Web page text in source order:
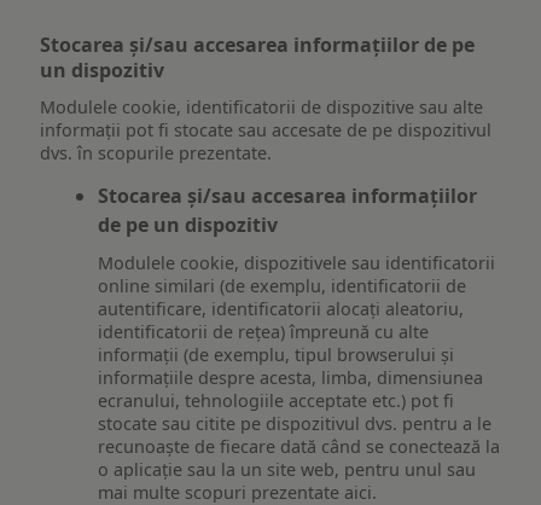
Stocarea și/sau accesarea informațiilor de pe
un dispozitiv
Modulele cookie, identificatorii de dispozitive sau alte
informații pot fi stocate sau accesate de pe dispozitivul
dvs. în scopurile prezentate.
Stocarea și/sau accesarea informațiilor
de pe un dispozitiv
Modulele cookie, dispozitivele sau identificatorii
online similari (de exemplu, identificatorii de
autentificare, identificatorii alocați aleatoriu,
identificatorii de rețea) împreună cu alte
informații (de exemplu, tipul browserului și
informațiile despre acesta, limba, dimensiunea
ecranului, tehnologiile acceptate etc.) pot fi
stocate sau citite pe dispozitivul dvs. pentru a le
recunoaște de fiecare dată când se conectează la
o aplicație sau la un site web, pentru unul sau
mai multe scopuri prezentate aici.